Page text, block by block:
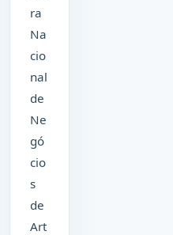
ra
Na
cio
nal
de
Ne
gó
cio
s
de
Art